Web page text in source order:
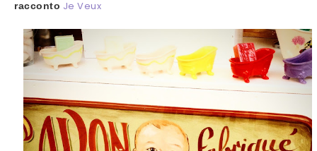
racconto Je Veux